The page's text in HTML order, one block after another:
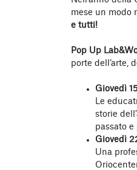
mese un modo
e tutti!
Pop Up
porte dell’arte,
Giovedì
Le
storie
passato
Giovedì
Una